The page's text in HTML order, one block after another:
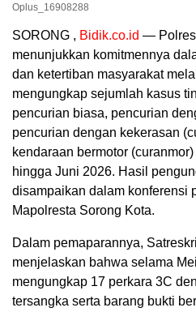
Oplus_16908288
SORONG , Bidik.co.id —
menunjukkan komitmennya
dan ketertiban masyarakat
mengungkap sejumlah kasus
pencurian biasa, pencurian
pencurian dengan kekerasan
kendaraan bermotor
hingga Juni 2026. Hasil
disampaikan dalam konferensi
Mapolresta Sorong Kota.
Dalam pemaparannya,
menjelaskan bahwa selama
mengungkap 17 perkara 3C
tersangka serta barang bukti